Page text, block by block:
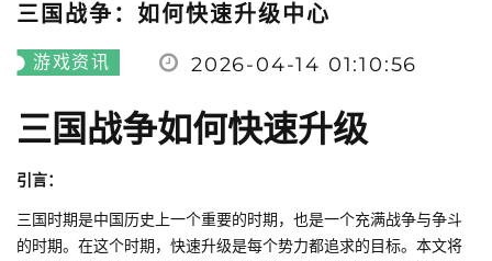
三国战争：如何快速升级中心
游戏资讯 2026-04-14 01:10:56
三国战争如何快速升级
引言：
三国时期是中国历史上一个重要的时期，也是一个充满战争与争斗
的时期。在这个时期，快速升级是每个势力都追求的目标。本文将